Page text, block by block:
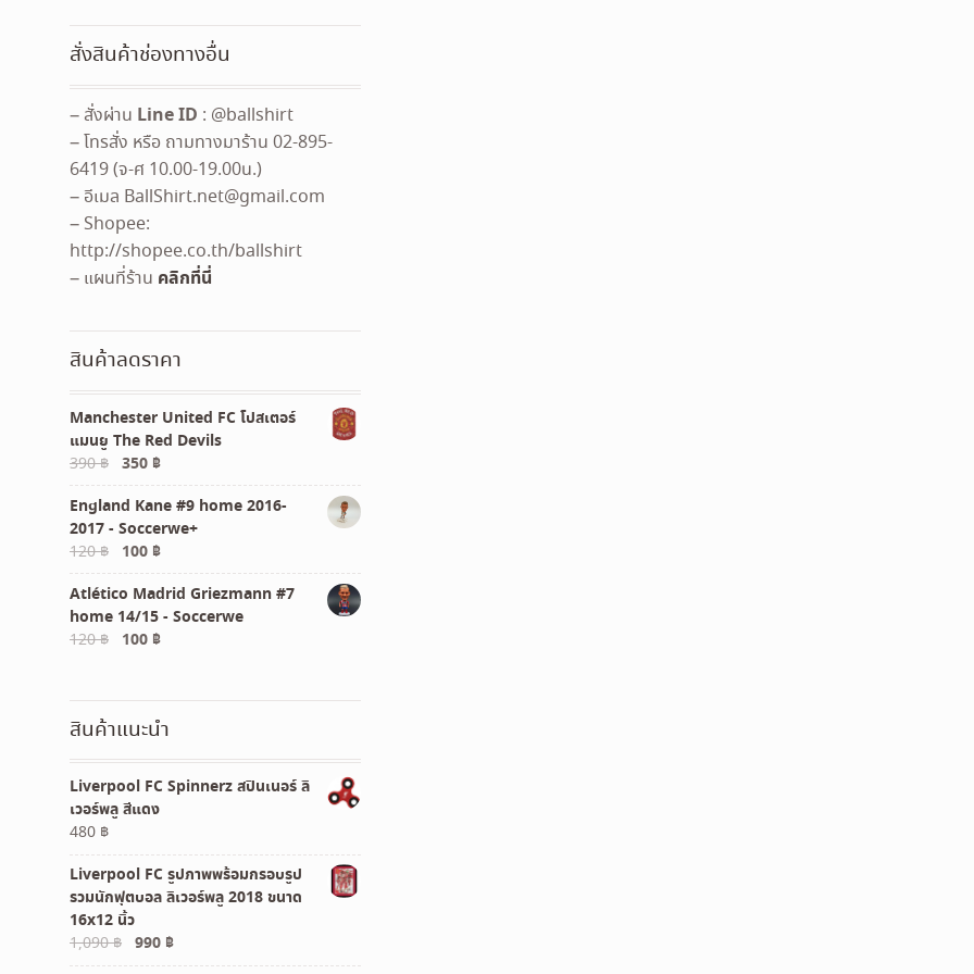
สั่งสินค้าช่องทางอื่น
– สั่งผ่าน Line ID : @ballshirt
– โทรสั่ง หรือ ถามทางมาร้าน 02-895-
6419 (จ-ศ 10.00-19.00น.)
– อีเมล BallShirt.net@gmail.com
– Shopee:
http://shopee.co.th/ballshirt
– แผนที่ร้าน คลิกที่นี่
สินค้าลดราคา
Manchester United FC โปสเตอร์
แมนยู The Red Devils
390฿ Original
price
was:
390 ฿.
350 ฿Current
price
is:
350 ฿.
England Kane #9 home 2016-
2017 - Soccerwe+
120฿
Original
price
was:
120 ฿.
100 ฿Current
price
is:
100 ฿.
Atlético Madrid Griezmann #7
home 14/15 - Soccerwe
120฿
Original
120 ฿.
100 ฿Current
100 ฿.
สินค้าแนะนำ
Liverpool FC Spinnerz สปินเนอร์ ลิ
เวอร์พลู สีแดง
480 ฿
Liverpool FC รูปภาพพร้อมกรอบรูป
รวมนักฟุตบอล ลิเวอร์พลู 2018 ขนาด
16x12 นิ้ว
1,090฿ Original
price
990 ฿Current
price